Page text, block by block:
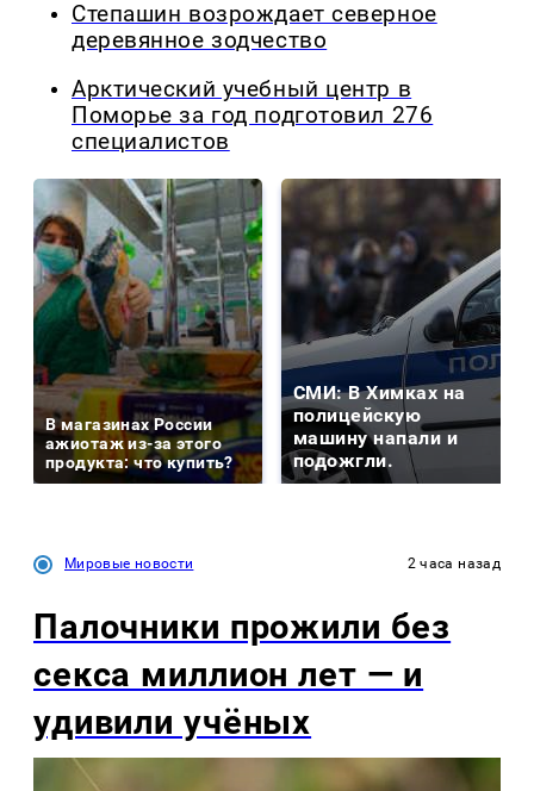
Степашин возрождает северное
деревянное зодчество
Арктический учебный центр в
Поморье за год подготовил 276
специалистов
В магазинах России
ажиотаж из-за этого
продукта: что купить?
СМИ: В Химках на
полицейскую
машину напали и
подожгли.
Мировые новости 2 часа назад
Палочники прожили без
секса миллион лет — и
удивили учёных